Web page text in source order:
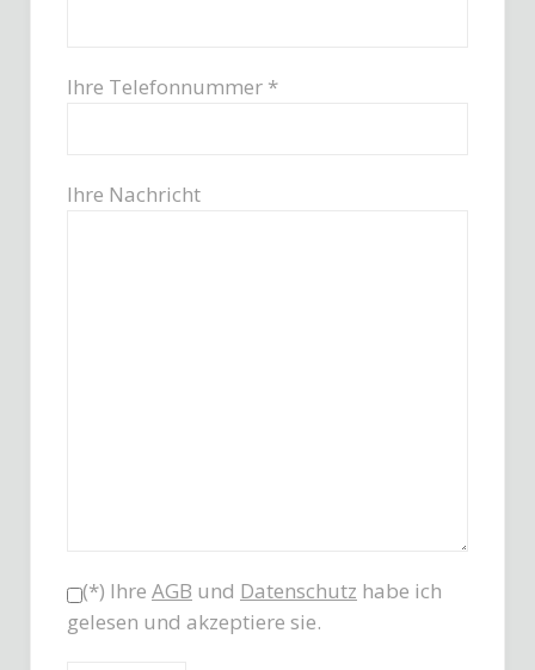
Ihre Telefonnummer *
Ihre Nachricht
(*) Ihre AGB und Datenschutz habe ich
gelesen und akzeptiere sie.